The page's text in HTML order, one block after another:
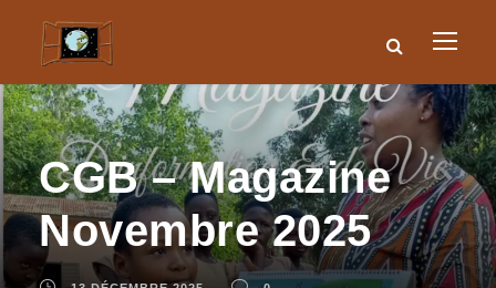
CGB – Magazine
Novembre 2025